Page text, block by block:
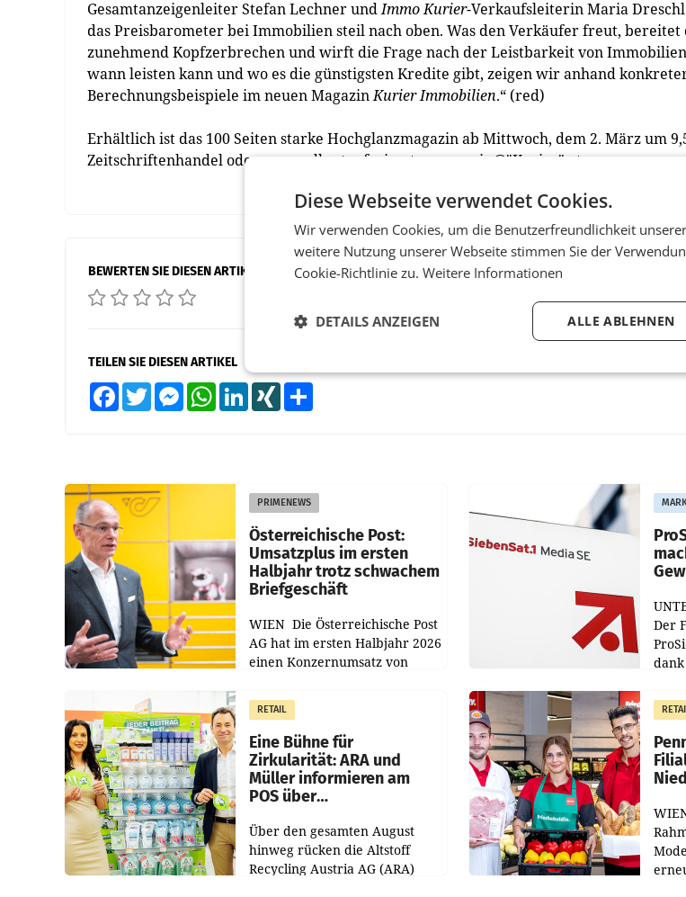
Gesamtanzeigenleiter Stefan Lechner undImmo Kurier-Verkaufsleiterin Maria
das Preisbarometer bei Immobilien steil nach oben. Was den Verkäufer freut, bereitet
zunehmend Kopfzerbrechen und wirft die Frage nach der Leistbarkeit von
wann leisten kann und wo es die günstigsten Kredite gibt, zeigen wir anhand
Berechnungsbeispiele im neuen MagazinKurier Immobilien.“ (red)
Erhältlich ist das 100 Seiten starke Hochglanzmagazin ab Mittwoch, dem 2. März um
Zeitschriftenhandel oder versandkostenfrei unter magazin@"Kurier".at
BEWERTEN SIE DIESEN ARTIKEL
TEILEN SIE DIESEN ARTIKEL
FacebookTwitter MessengerWhatsAppLinkedInXING
PRIMENEWS
Österreichische Post:
Umsatzplus im ersten
Halbjahr trotz schwachem
Briefgeschäft
WIEN Die Österreichische Post
AG hat im ersten Halbjahr 2026
einen Konzernumsatz von
erwirtschaftet, was einem Plus
von 3,8 Prozent gegenüber
dem Vergleichszeitraum
Der
RETAIL
Eine Bühne für
Zirkularität: ARA und
Müller informieren am
POS über
Über den gesamten August
hinweg rücken die Altstoff
Recycling Austria AG (ARA)
Diese Webseite verwendet Cookies.
Wir verwenden Cookies, um die Benutzerfreundlichkeit
weitere Nutzung unserer Webseite stimmen Sie der
Cookie-Richtlinie zu. Weitere Informationen
ALLE ABLEHNEN
DETAILS ANZEIGEN